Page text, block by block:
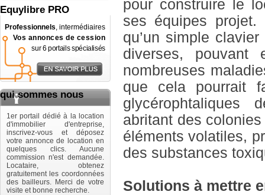
Equylibre PRO
Professionnels, intermédiaires
Vos annonces de cession
sur 6 portails spécialisés
qui sommes nous
1er portail dédié à la location
d'immobilier d'entreprise,
inscrivez-vous et déposez
votre annonce de location en
quelques clics. Aucune
commission n'est demandée.
Locataire, obtenez
gratuitement les coordonnées
des bailleurs. Merci de votre
visite et bonne recherche.
pour construire le
ses équipes
qu’un simple
diverses, pouvant
nombreuses
que cela pourrait
glycérophtaliques
abritant des
éléments volatiles,
des substances
Solutions à mettre